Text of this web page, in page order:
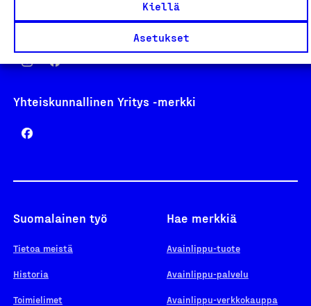
Kiellä
Asetukset
Yhteiskunnallinen Yritys -merkki
Suomalainen työ
Tietoa meistä
Historia
Toimielimet
Hae merkkiä
Avainlippu-tuote
Avainlippu-palvelu
Avainlippu-verkkokauppa